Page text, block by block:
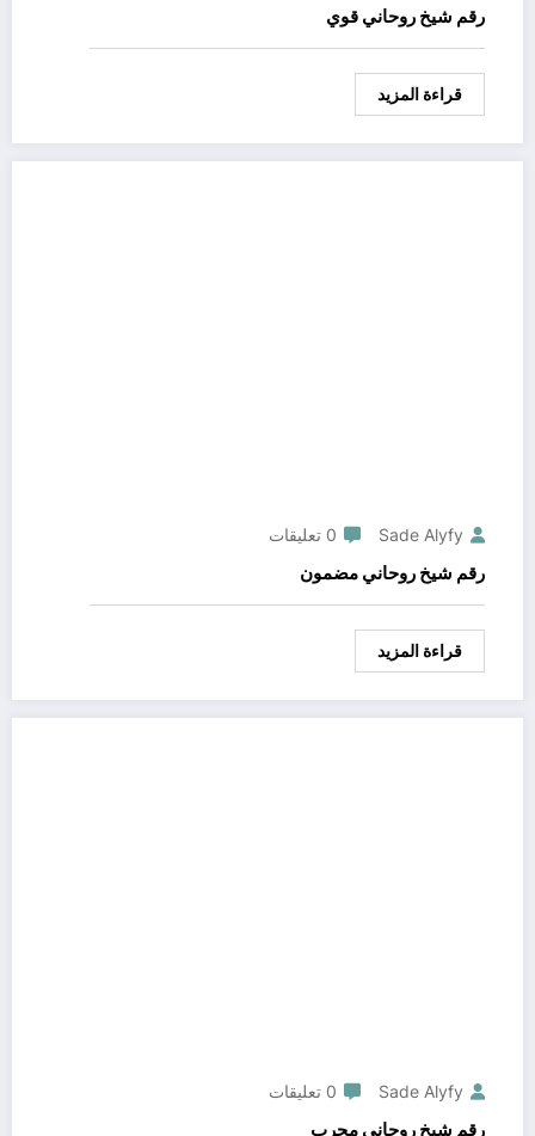
رقم شيخ روحاني قوي
قراءة المزيد
Sade Alyfy 0 تعليقات
رقم شيخ روحاني مضمون
قراءة المزيد
Sade Alyfy 0 تعليقات
رقم شيخ روحاني مجرب